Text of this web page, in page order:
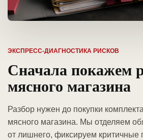
ЭКСПРЕСС-ДИАГНОСТИКА РИСКОВ
Сначала покажем
мясного магазина
Разбор нужен до покупки
мясного магазина. Мы отделяем
от лишнего, фиксируем критичные